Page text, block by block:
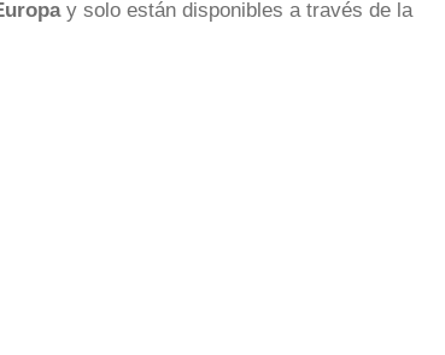
y solo están disponibles a través de la